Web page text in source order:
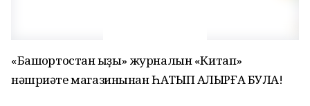
«Башҡортостан ҡыҙы» журналын «Китап»
нәшриәте магазинынан ҺАТЫП АЛЫРҒА БУЛА!